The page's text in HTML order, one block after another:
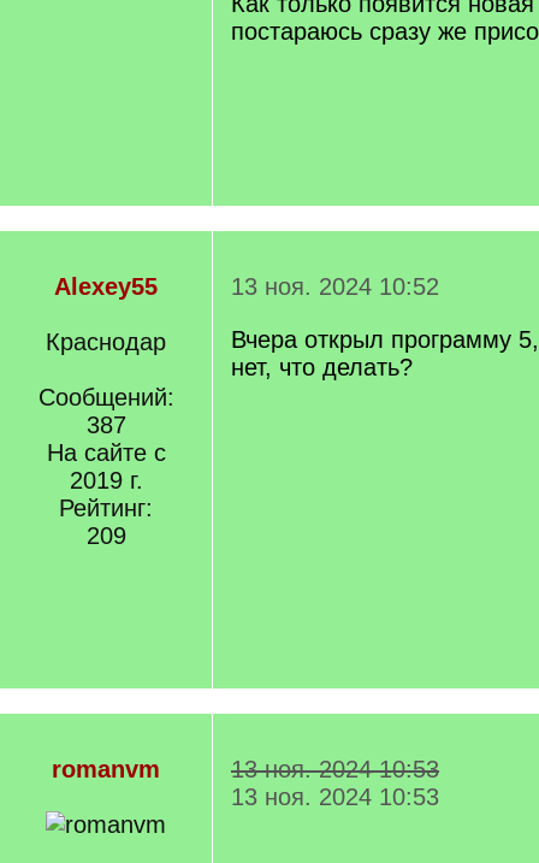
постараюсь сразу же
Alexey55
Краснодар
Сообщений:
387
На сайте с
2019 г.
Рейтинг:
209
13 ноя. 2024 10:52
Вчера открыл программу
нет, что делать?
romanvm
13 ноя. 2024 10:53
13 ноя. 2024 10:53